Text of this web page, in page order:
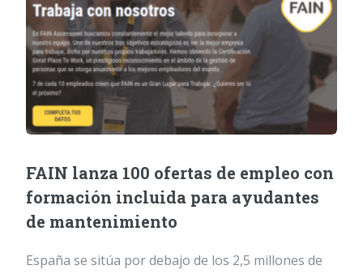
FAIN lanza 100 ofertas de empleo con
formación incluida para ayudantes
de mantenimiento
España se sitúa por debajo de los 2,5 millones de